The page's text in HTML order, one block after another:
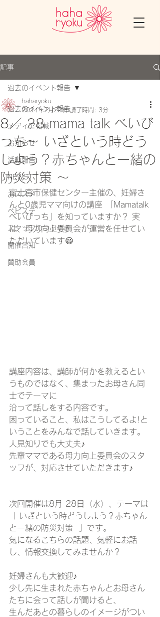
記事
過去のイベント報告
メディア掲載
お知らせ
活動報告
NEWS
おススメ
ベビステ
スタッフのつぶやき
開催告知
賛助会員
過去のイベント報告
8／ 28 mama talk べいび
っち～ いざという時どう
しよう？赤ちゃんと一緒の
防災対策 ～
haharyoku
2024年7月22日 読了時間: 3分
富士宮市保健センター主催の、妊婦さ
んと0歳児ママ向けの講座 「Mamatalk
べいびっち」を知っていますか？ 実
は、母力向上委員会が運営を任せてい
ただいています😃
講座内容は、講師が何かを教えるとい
うものではなく、集まったお母さん同
士でテーマに
沿って話しをする内容です。
困っていること、私はこうしてるよ!と
いうことをみんなで話していきます。
人見知りでも大丈夫♪
先輩ママである母力向上委員会のスタ
ッフが、対応させていただきます♪
次回開催は8月 28日（水）、テーマは
「 いざという時どうしよう？赤ちゃん
と一緒の防災対策  」です。
気になるこちらの話題、気軽にお話
し、情報交換してみませんか？
妊婦さんも大歓迎♪
少し先に生まれた赤ちゃんとお母さん
たちに会って話しが聞けると、
生んだあとの暮らしのイメージがつい